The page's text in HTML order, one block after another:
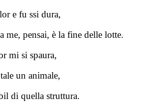
e fu ssi dura,
me, pensai, è la fine delle lotte.
mi si spaura,
un animale,
di quella struttura.